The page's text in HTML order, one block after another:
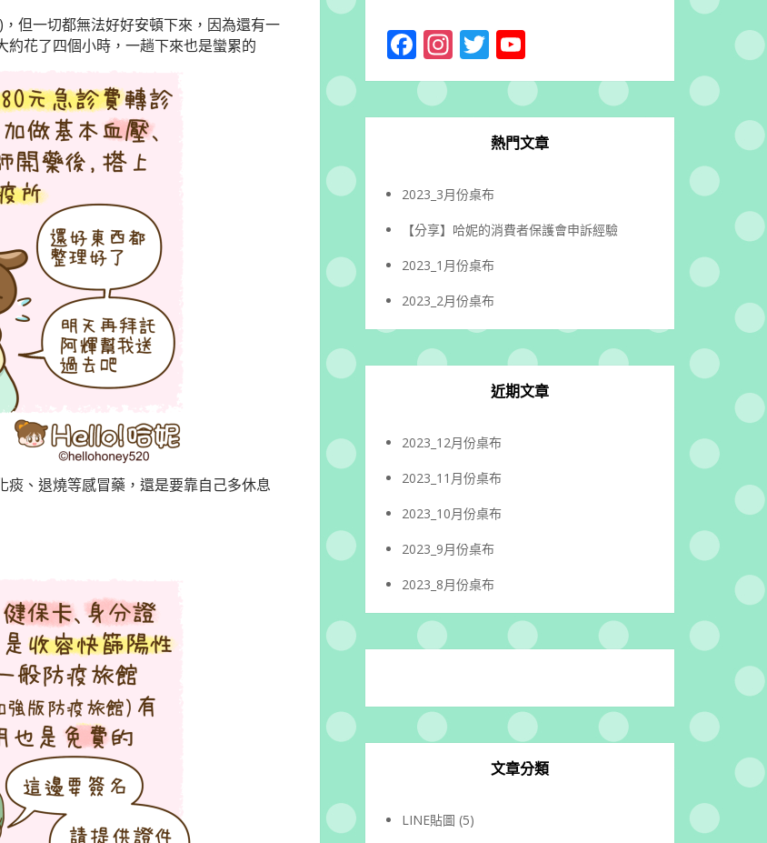
但一切都無法好好安頓下來，因為還有一
花了四個小時，一趟下來也是蠻累的
、退燒等感冒藥，還是要靠自己多休息
Facebook
Instagram
Twitter
Channel
熱門文章
2023_3月份桌布
【分享】哈妮的消費者保護會申訴經驗
2023_1月份桌布
2023_2月份桌布
近期文章
2023_12月份桌布
2023_11月份桌布
2023_10月份桌布
2023_9月份桌布
2023_8月份桌布
文章分類
LINE貼圖 (5)